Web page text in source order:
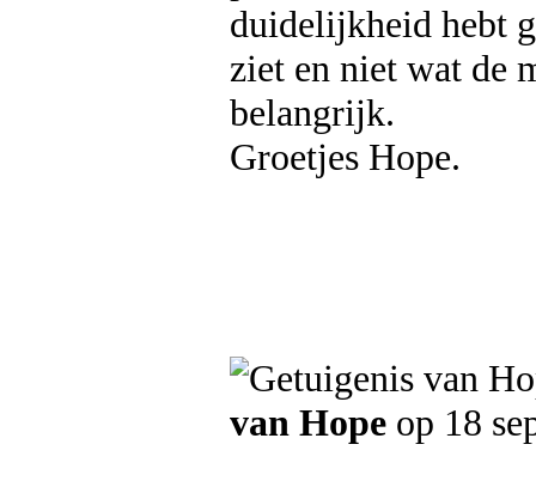
duidelijkheid hebt
ziet en niet wat de
belangrijk.
Groetjes Hope.
van Hope op 18